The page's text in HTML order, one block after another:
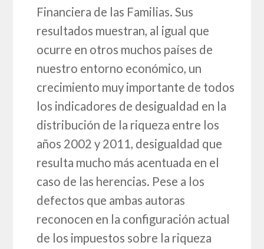
Financiera de las Familias. Sus
resultados muestran, al igual que
ocurre en otros muchos países de
nuestro entorno económico, un
crecimiento muy importante de todos
los indicadores de desigualdad en la
distribución de la riqueza entre los
años 2002 y 2011, desigualdad que
resulta mucho más acentuada en el
caso de las herencias. Pese a los
defectos que ambas autoras
reconocen en la configuración actual
de los impuestos sobre la riqueza